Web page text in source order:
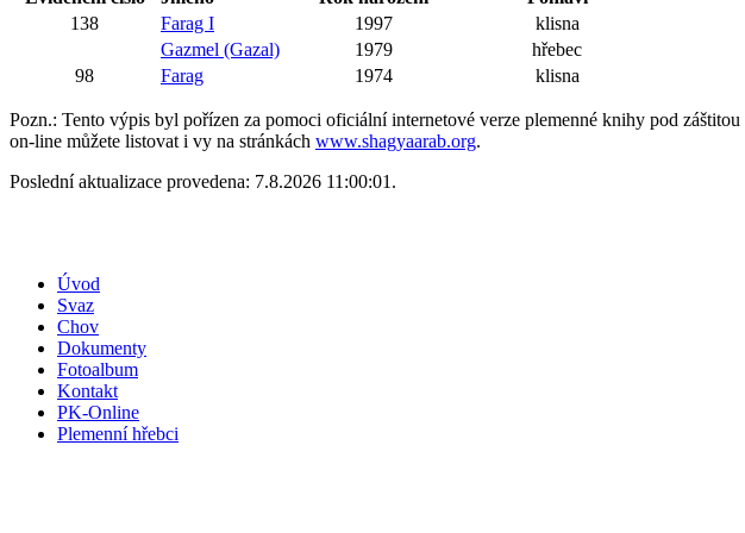
138
Farag I 1997
klisna
Gazmel (Gazal)
1979
hřebec
98
Farag 1974 klisna
Pozn.: Tento výpis byl pořízen za pomoci oficiální internetové verze plemenné knihy pod
on-line můžete listovat i vy na stránkách www.shagyaarab.org.
Poslední aktualizace provedena: 7.8.2026 11:00:01.
Úvod
Svaz
Chov
Dokumenty
Fotoalbum
Kontakt
PK-Online
Plemenní hřebci